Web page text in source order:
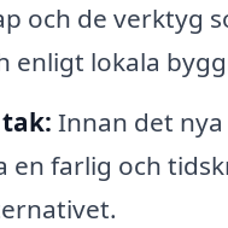
och de verktyg
enligt lokala
Innan det
en farlig och